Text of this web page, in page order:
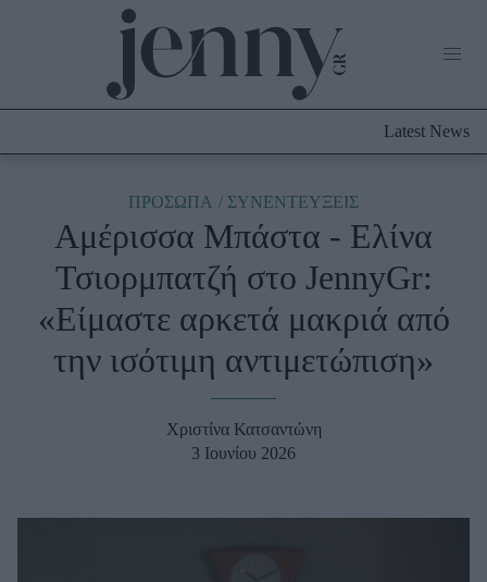
Culture
Fashion
Shopping
Styling Tips
Fashion News
Latest News
ΠΡΟΣΩΠΑ ΣΥΝΕΝΤΕΥΞΕΙΣ
Αμέρισσα Μπάστα - Ελίνα
Τσιορμπατζή στο JennyGr:
«Είμαστε αρκετά μακριά από
την ισότιμη αντιμετώπιση»
Χριστίνα Κατσαντώνη
3 Ιουνίου 2026